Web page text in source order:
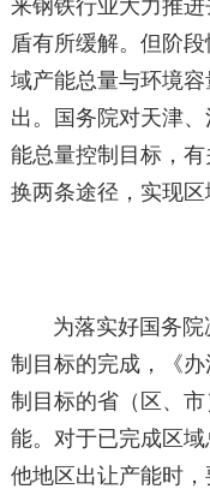
来钢铁行业大力推
盾有所缓解。但阶
域产能总量与环境
出。国务院对天津
能总量控制目标，
换两条途径，实现区
为落实好国务
制目标的完成，《
制目标的省（区、
能。对于已完成区
他地区出让产能时